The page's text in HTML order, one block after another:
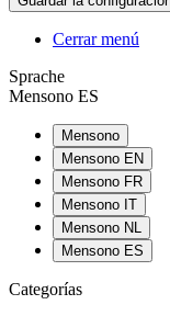
Cerrar menú
Sprache
Mensono ES
Mensono
Mensono EN
Mensono FR
Mensono IT
Mensono NL
Mensono ES
Categorías